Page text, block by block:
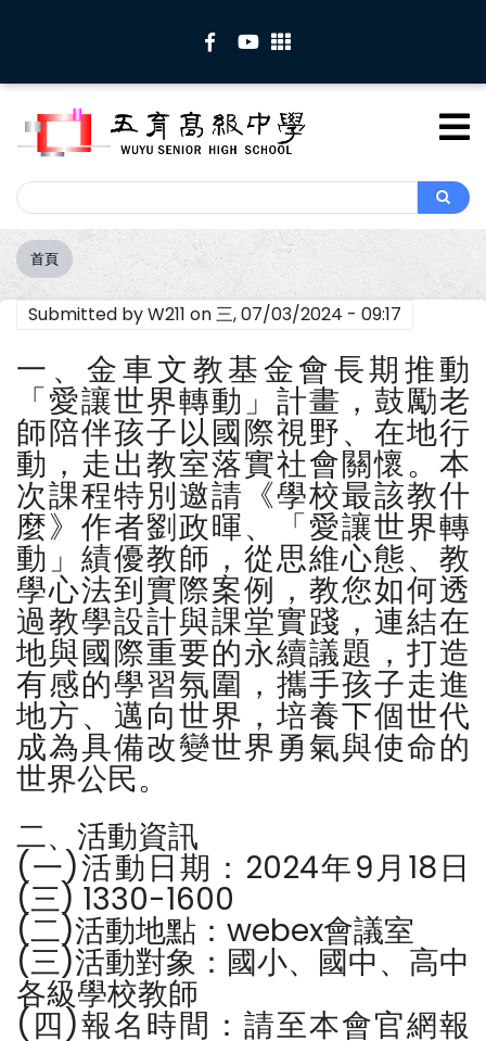
內
Search
Search
導
航
連
首頁
Submitted byW211 on三, 07/03/2024 - 09:17
一、金車文教基金會長期推動
「愛讓世界轉動」計畫，鼓勵老
師陪伴孩子以國際視野、在地行
動，走出教室落實社會關懷。本
次課程特別邀請《學校最該教什
麼》作者劉政暉、「愛讓世界轉
動」績優教師，從思維心態、教
學心法到實際案例，教您如何透
過教學設計與課堂實踐，連結在
地與國際重要的永續議題，打造
有感的學習氛圍，攜手孩子走進
地方、邁向世界，培養下個世代
成為具備改變世界勇氣與使命的
世界公民。
二、活動資訊
(一)活動日期：2024年9月18日
(三) 1330-1600
(二)活動地點：webex會議室
(三)活動對象：國小、國中、高中
各級學校教師
(四)報名時間：請至本會官網報